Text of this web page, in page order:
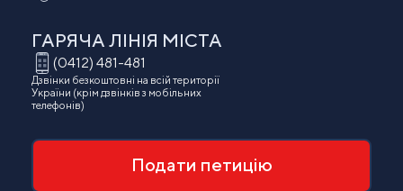
ГАРЯЧА ЛІНІЯ МIСТА
(0412) 481-481
Дзвінки безкоштовні на всій території
України (крім дзвінків з мобільних
телефонів)
Подати петицію